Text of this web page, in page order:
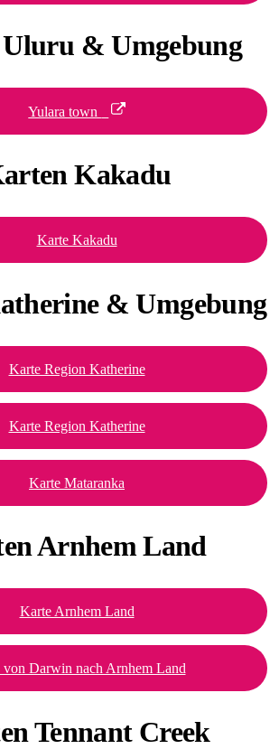
& Umgebung
Yulara town
Kakadu
Karte Kakadu
& Umgebung
Karte Region Katherine
Karte Region Katherine
Karte Mataranka
Arnhem Land
Karte Arnhem Land
von Darwin nach Arnhem Land
Tennant Creek